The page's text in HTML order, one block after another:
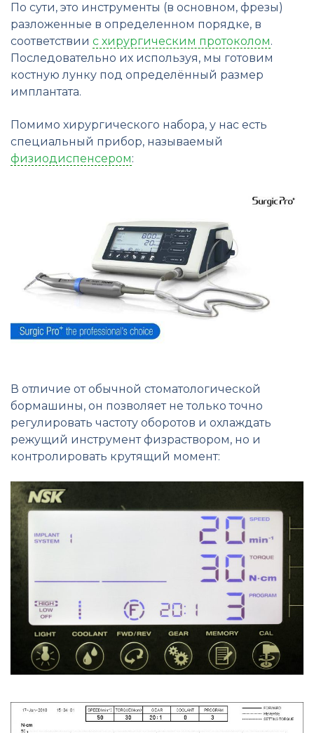
По сути, это инструменты (в основном, фрезы)
разложенные в определенном порядке, в
соответствии с хирургическим протоколом.
Последовательно их используя, мы готовим
костную лунку под определённый размер
имплантата.
Помимо хирургического набора, у нас есть
специальный прибор, называемый
физиодиспенсером:
В отличие от обычной стоматологической
бормашины, он позволяет не только точно
регулировать частоту оборотов и охлаждать
режущий инструмент физраствором, но и
контролировать крутящий момент: